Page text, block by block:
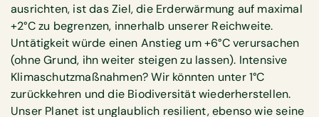
ausrichten, ist das Ziel, die Erderwärmung auf maximal
+2°C zu begrenzen, innerhalb unserer Reichweite.
Untätigkeit würde einen Anstieg um +6°C verursachen
(ohne Grund, ihn weiter steigen zu lassen). Intensive
Klimaschutzmaßnahmen? Wir könnten unter 1°C
zurückkehren und die Biodiversität wiederherstellen.
Unser Planet ist unglaublich resilient, ebenso wie seine